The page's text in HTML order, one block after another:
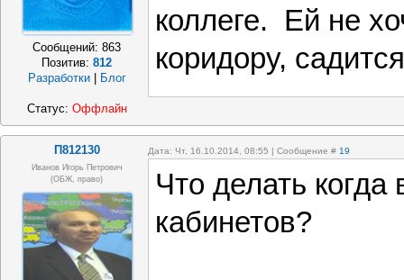
Сообщений:863
Позитив:812
Разработки
Блог
коллеге. Ей не
коридору,
Статус: Оффлайн
П812130 Дата: Чт, 16.10.2014, 08:55 | Сообщение # 19
Иванов Игорь Петрович
(ОБЖ, право)
Что делать когда
кабинетов?